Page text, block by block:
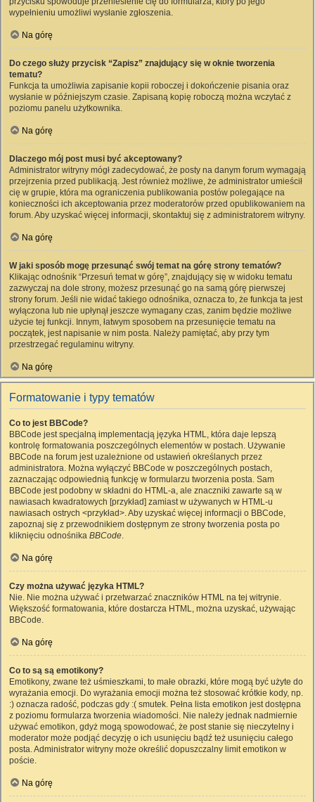
wypełnieniu umożliwi wysłanie zgłoszenia.
Na górę
Do czego służy przycisk “Zapisz” znajdujący się w oknie tworzenia
tematu?
Funkcja ta umożliwia zapisanie kopii roboczej i dokończenie pisania oraz
wysłanie w późniejszym czasie. Zapisaną kopię roboczą można wczytać z
poziomu panelu użytkownika.
Na górę
Dlaczego mój post musi być akceptowany?
Administrator witryny mógł zadecydować, że posty na danym forum wymagają
przejrzenia przed publikacją. Jest również możliwe, że administrator umieścił
cię w grupie, która ma ograniczenia publikowania postów polegające na
konieczności ich akceptowania przez moderatorów przed opublikowaniem na
forum. Aby uzyskać więcej informacji, skontaktuj się z administratorem witryny.
Na górę
W jaki sposób mogę przesunąć swój temat na górę strony tematów?
Klikając odnośnik “Przesuń temat w górę”, znajdujący się w widoku tematu
zazwyczaj na dole strony, możesz przesunąć go na samą górę pierwszej
strony forum. Jeśli nie widać takiego odnośnika, oznacza to, że funkcja ta jest
wyłączona lub nie upłynął jeszcze wymagany czas, zanim będzie możliwe
użycie tej funkcji. Innym, łatwym sposobem na przesunięcie tematu na
początek, jest napisanie w nim posta. Należy pamiętać, aby przy tym
przestrzegać regulaminu witryny.
Na górę
Formatowanie i typy tematów
Co to jest BBCode?
BBCode jest specjalną implementacją języka HTML, która daje lepszą
kontrolę formatowania poszczególnych elementów w postach. Używanie
BBCode na forum jest uzależnione od ustawień określanych przez
administratora. Można wyłączyć BBCode w poszczególnych postach,
zaznaczając odpowiednią funkcję w formularzu tworzenia posta. Sam
BBCode jest podobny w składni do HTML-a, ale znaczniki zawarte są w
nawiasach kwadratowych [przykład] zamiast w używanych w HTML-u
nawiasach ostrych <przykład>. Aby uzyskać więcej informacji o BBCode,
zapoznaj się z przewodnikiem dostępnym ze strony tworzenia posta po
kliknięciu odnośnika BBCode.
Na górę
Czy można używać języka HTML?
Nie. Nie można używać i przetwarzać znaczników HTML na tej witrynie.
Większość formatowania, które dostarcza HTML, można uzyskać, używając
BBCode.
Na górę
Co to są są emotikony?
Emotikony, zwane też uśmieszkami, to małe obrazki, które mogą być użyte do
wyrażania emocji. Do wyrażania emocji można też stosować krótkie kody, np.
:) oznacza radość, podczas gdy :( smutek. Pełna lista emotikon jest dostępna
z poziomu formularza tworzenia wiadomości. Nie należy jednak nadmiernie
używać emotikon, gdyż mogą spowodować, że post stanie się nieczytelny i
moderator może podjąć decyzję o ich usunięciu bądź też usunięciu całego
posta. Administrator witryny może określić dopuszczalny limit emotikon w
poście.
Na górę